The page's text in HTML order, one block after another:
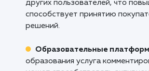
Кому подходит данный
формы комментирования на
подходит для блогеров и